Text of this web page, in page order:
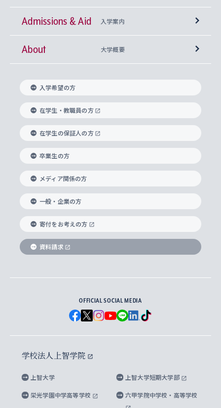
文学部
総合人間科学部
経済学部
外国語学部
総合グローバル学部
国際教養学部
理工学部
Futures） – 持続可能な未来を考える６学科連携
上智大学の全学共通教育
基盤教育センター
キリスト教人間学
身体知
思考と表現
データサイエンス
上智大学の語学教育
言語教育研究センター
上智大学のグローバル教育
グローバル教育センター
上智大学で学ぶ
海外で学ぶ
学びのサポート
大学院
神学研究科
実践宗教学研究科
総合人間科学研究科
経済学研究科
グローバル・スタディーズ研究科
助産学専攻科
生涯学習
キリスト教文化研究所
中世思想研究所
国際言語情報研究所
グローバル・コンサーン研究所
比較文化研究所
ヨーロッパ研究所
アジア文化研究所
アメリカ・カナダ研究所
メディア・ジャーナリズム研究所
水稀少社会研究センター
先進機械・構造材料イノベーションセンター
Sophia Open Research Weeks (SORW)
産官学連携
知的財産
研究支援制度
重点領域研究・自由課題研究
研究活動に関する法令・研究費の使用について
学期区分と授業時間割
課外活動
課外教育プログラム
ボランティア活動
グローバルな学びのコミュニティ
学生の相談窓口
心身の健康相談
ハラスメント防止の取り組み
障がいのある学生への支援
キャリア形成サポート
キャリア形成支援プログラム
就職（内定先）・進路統計
企業の採用ご担当者様へのご案内
住まいのサポート
Admissions & Aid 入学案内
上智大学で取得できる学位
入れの方針）
科目等履修生
研究生・外国人特別研究生・国費留学生
交換留学生(海外大学から上智大学で学ぶ)
ノンディグリー生
Sophia Short-term Program受講生
学費・奨学金
学部入学前に出願する奨学金
国による高等教育の修学支援新制度
大学院生対象の奨学金
海外留学する際の費用と奨学金
About 大学概要
理事長・学長メッセージ
学長・副学長紹介
上智大学の精神
上智大学の理念
上智大学の沿革
ソフィア・アーカイブズ
上智大学とカトリック
グローバルエンゲージメント
上智大学を訪れた世界の知性
国連Weeks・アフリカWeeks
ダイバーシティ＆サステナビリティへの取り組み
上智大学公式ソーシャルメディア
学校法人上智学院について
数字で見る上智大学
上智大学のネットワーク
父母・保証人とのネットワーク
学外とのネットワーク
上智大学の出版物
上智大学大学案内・大学院案内
英文広報誌 SOPHIA magazine
上智大学のビジュアル・アイデンティティ
上智大学ビジュアル・アイデンティティ
上智大学校歌 ・上智大学学生歌
上智大学への取材・キャンパスでの撮影について
上智大学の公開情報
上智大学の教育研究活動等の情報公表
キャンパス案内
入学希望の方
在学生・教職員の方
在学生の保証人の方
卒業生の方
メディア関係の方
一般・企業の方
寄付をお考えの方
資料請求
OFFICIAL SOCIAL MEDIA
学校法人上智学院
上智大学 上智大学短期大学部
栄光学園中学高等学校 六甲学院中学校・高等学校